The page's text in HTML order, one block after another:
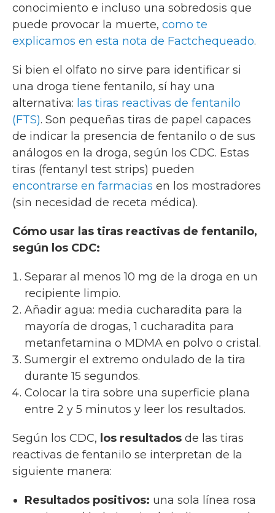
conocimiento e incluso una sobredosis que
puede provocar la muerte, como te
explicamos en esta nota de Factchequeado.
Si bien el olfato no sirve para identificar si
una droga tiene fentanilo, sí hay una
alternativa: las tiras reactivas de fentanilo
(FTS). Son pequeñas tiras de papel capaces
de indicar la presencia de fentanilo o de sus
análogos en la droga, según los CDC. Estas
tiras (fentanyl test strips) pueden
encontrarse en farmacias en los mostradores
(sin necesidad de receta médica).
Cómo usar las tiras reactivas de fentanilo,
según los CDC:
Separar al menos 10 mg de la droga en un
recipiente limpio.
Añadir agua: media cucharadita para la
mayoría de drogas, 1 cucharadita para
metanfetamina o MDMA en polvo o cristal.
Sumergir el extremo ondulado de la tira
durante 15 segundos.
Colocar la tira sobre una superficie plana
entre 2 y 5 minutos y leer los resultados.
Según los CDC, los resultados de las tiras
reactivas de fentanilo se interpretan de la
siguiente manera:
Resultados positivos: una sola línea rosa